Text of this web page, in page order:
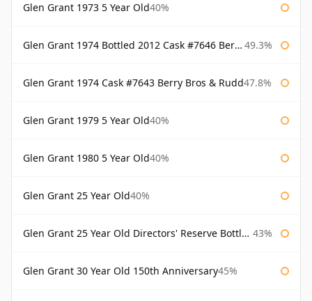
Glen Grant 1973 5 Year Old40%
Glen Grant 1974 Bottled 2012 Cask #7646 Berry Bros & Rudd 49.3%
Glen Grant 1974 Cask #7643 Berry Bros & Rudd47.8%
Glen Grant 1979 5 Year Old40%
Glen Grant 1980 5 Year Old40%
Glen Grant 25 Year Old40%
Glen Grant 25 Year Old Directors' Reserve Bottled 1980s 43%
Glen Grant 30 Year Old 150th Anniversary45%